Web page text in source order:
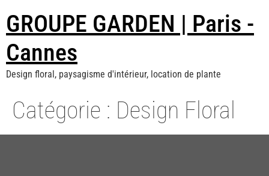
GROUPE GARDEN | Paris -
Cannes
Design floral, paysagisme d'intérieur, location de plante
Catégorie : Design Floral